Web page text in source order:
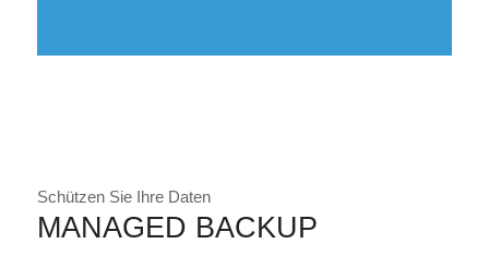
Schützen Sie Ihre Daten
MANAGED BACKUP